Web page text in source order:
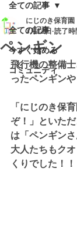
全ての記事
今すぐ始める
コミュニティ
全ての記事
ペンギン
にじのき保育園
3月12日 読了
飛行機の整備
ったペンギン
「にじのき保
ぞ！」といた
は「ペンギン
大人たちもク
くりでした！！